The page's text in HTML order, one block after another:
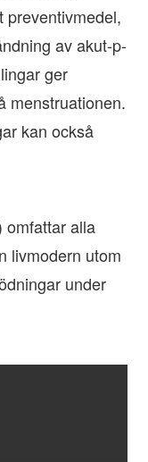
preventivmedel,
av akut-p-
ger
menstruationen.
kan också
omfattar alla
livmodern utom
under